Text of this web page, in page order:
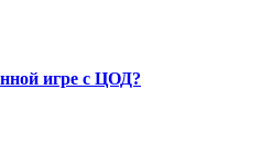
игре с ЦОД?